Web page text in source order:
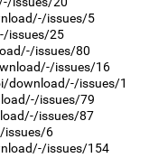
issues/5
issues/25
issues/80
issues/16
download/-/issues/1
issues/79
issues/87
issues/6
issues/154